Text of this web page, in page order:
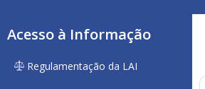
Acesso à Informação
Regulamentação da LAI